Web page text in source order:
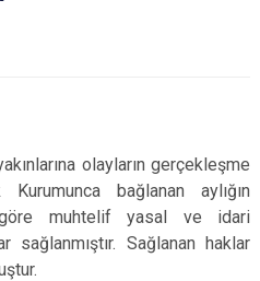
olayların gerçekleşme
bağlanan aylığın
muhtelif yasal ve idari
Sağlanan haklar